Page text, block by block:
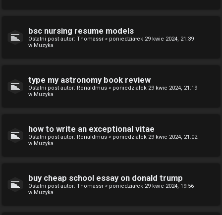
bsc nursing resume models
Ostatni post autor: Thomassr « poniedziałek 29 kwie 2024, 21:39
w Muzyka
type my astronomy book review
Ostatni post autor: Ronaldmus « poniedziałek 29 kwie 2024, 21:19
w Muzyka
how to write an exceptional vitae
Ostatni post autor: Ronaldmus « poniedziałek 29 kwie 2024, 21:02
w Muzyka
buy cheap school essay on donald trump
Ostatni post autor: Thomassr « poniedziałek 29 kwie 2024, 19:56
w Muzyka